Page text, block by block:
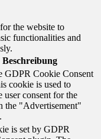
the website to
functionalities and
Beschreibung
GDPR Cookie Consent
cookie is used to
user consent for the
the "Advertisement"
is set by GDPR